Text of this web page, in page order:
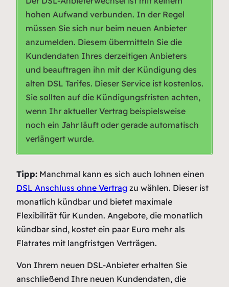
hohen Aufwand verbunden. In der Regel
müssen Sie sich nur beim neuen Anbieter
anzumelden. Diesem übermitteln Sie die
Kundendaten Ihres derzeitigen Anbieters
und beauftragen ihn mit der Kündigung des
alten DSL Tarifes. Dieser Service ist kostenlos.
Sie sollten auf die Kündigungsfristen achten,
wenn Ihr aktueller Vertrag beispielsweise
noch ein Jahr läuft oder gerade automatisch
verlängert wurde.
Tipp: Manchmal kann es sich auch lohnen einen
DSL Anschluss ohne Vertrag zu wählen. Dieser ist
monatlich kündbar und bietet maximale
Flexibilität für Kunden. Angebote, die monatlich
kündbar sind, kostet ein paar Euro mehr als
Flatrates mit langfristgen Verträgen.
Von Ihrem neuen DSL-Anbieter erhalten Sie
anschließend Ihre neuen Kundendaten, die